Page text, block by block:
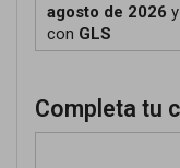
agosto de 2026 y
con GLS
Completa tu